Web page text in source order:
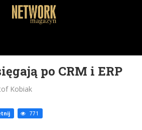
po CRM i ERP
Kobiak
771